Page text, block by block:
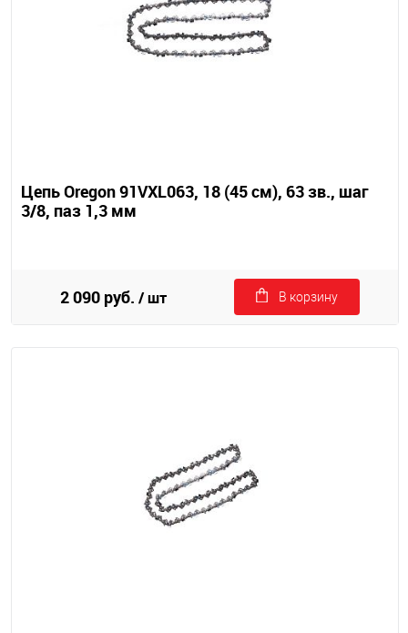
Цепь Oregon 91VXL063, 18 (45 см), 63 зв., шаг
3/8, паз 1,3 мм
2 090 руб. / шт В корзину